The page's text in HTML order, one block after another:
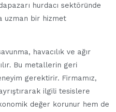
hurdacı sektöründe
uzman bir hizmet
havacılık ve ağır
Bu metallerin geri
gerektirir. Firmamız,
ilgili tesislere
değer korunur hem de